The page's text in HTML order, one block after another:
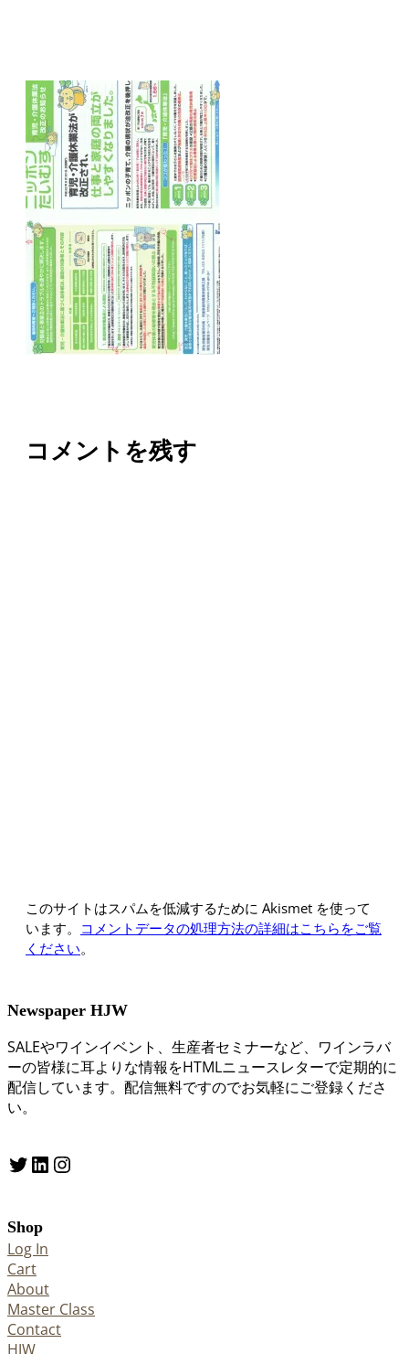
コメントを残す
このサイトはスパムを低減するために Akismet を使って
います。 コメントデータの処理方法の詳細はこちらをご覧
ください。
Newspaper HJW
SALEやワインイベント、生産者セミナーなど、ワインラバ
ーの皆様に耳よりな情報をHTMLニュースレターで定期的に
配信しています。配信無料ですのでお気軽にご登録くださ
い。
Twitter LinkedIn Instagram
Shop
Log In
Cart
About
Master Class
Contact
HJW